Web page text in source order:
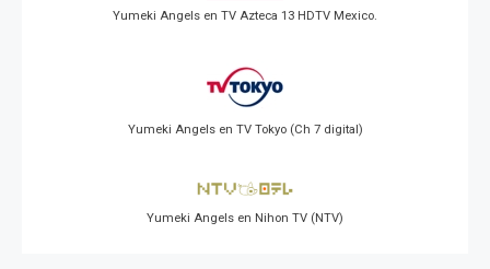
Yumeki Angels en TV Azteca 13 HDTV Mexico.
Yumeki Angels en TV Tokyo (Ch 7 digital)
Yumeki Angels en Nihon TV (NTV)